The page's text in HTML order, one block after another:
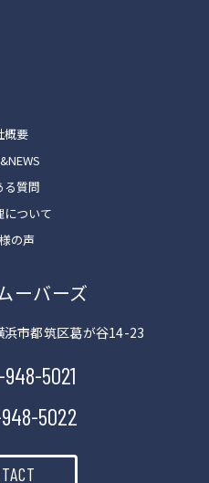
ーバーズ
市都筑区葛が谷14-23
5021
5022
概要
る質問
について
の声